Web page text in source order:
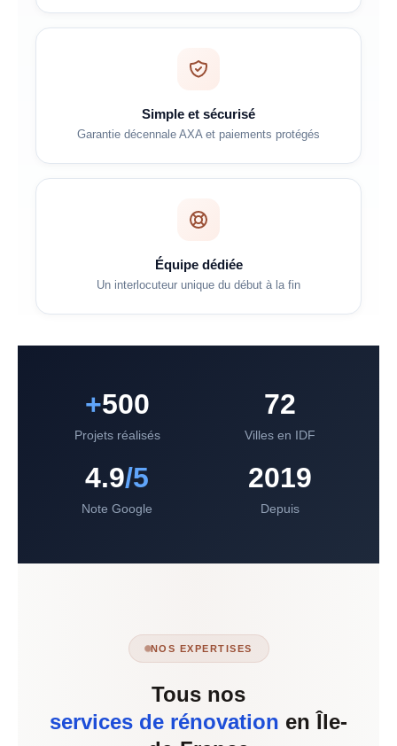
Simple et sécurisé
Garantie décennale AXA et paiements protégés
Équipe dédiée
Un interlocuteur unique du début à la fin
+500
Projets réalisés
72
Villes en IDF
4.9/5
Note Google
2019
Depuis
NOS EXPERTISES
Tous nos
services de rénovation en Île-